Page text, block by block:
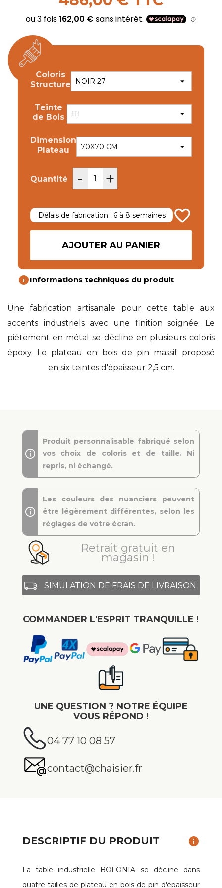
Coloris
Structure
Teinte
de Bois
Dimension
Plateau
Quantité - +
Délais de fabrication : 6 à 8 semaines favorite_border
AJOUTER AU PANIER
infoInformations techniques du produit
Une fabrication artisanale pour cette table aux
accents industriels avec une finition soignée. Le
piétement en métal se décline en plusieurs coloris
époxy. Le plateau en bois de pin massif proposé
en six teintes d'épaisseur 2,5 cm.
Produit personnalisable fabriqué selon
vos choix de coloris et de taille. Ni
repris, ni échangé.
Les couleurs des nuanciers peuvent
être légèrement différentes, selon les
réglages de votre écran.
Retrait gratuit en
magasin !
SIMULATION DE FRAIS DE LIVRAISON
COMMANDER L'ESPRIT TRANQUILLE !
UNE QUESTION ? NOTRE ÉQUIPE
VOUS RÉPOND !
04 77 10 08 57
contact@chaisier.fr
DESCRIPTIF DU PRODUIT info
La table industrielle BOLONIA se décline dans
quatre tailles de plateau en bois de pin d'épaisseur